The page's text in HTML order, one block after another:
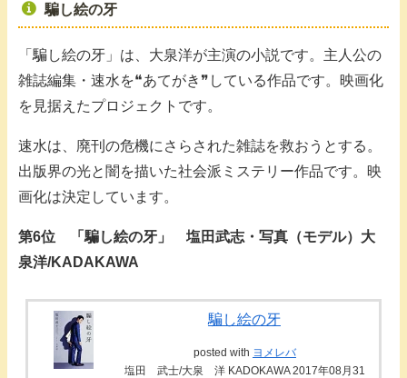
騙し絵の牙
「騙し絵の牙」は、大泉洋が主演の小説です。主人公の
雑誌編集・速水を❝あてがき❞している作品です。映画化
を見据えたプロジェクトです。
速水は、廃刊の危機にさらされた雑誌を救おうとする。
出版界の光と闇を描いた社会派ミステリー作品です。映
画化は決定しています。
第6位 「騙し絵の牙」 塩田武志・写真（モデル）大
泉洋/KADAKAWA
騙し絵の牙
posted with ヨメレバ
塩田 武士/大泉 洋 KADOKAWA 2017年08月31